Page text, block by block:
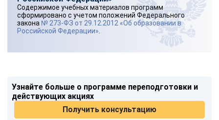
Содержимое учебных материалов программ
сформировано с учетом положений Федерального
закона № 273-ФЗ от 29.12.2012 «Об образовании в
Российской Федерации»
Узнайте больше о программе переподготовки и
действующих акциях
Получить консультацию